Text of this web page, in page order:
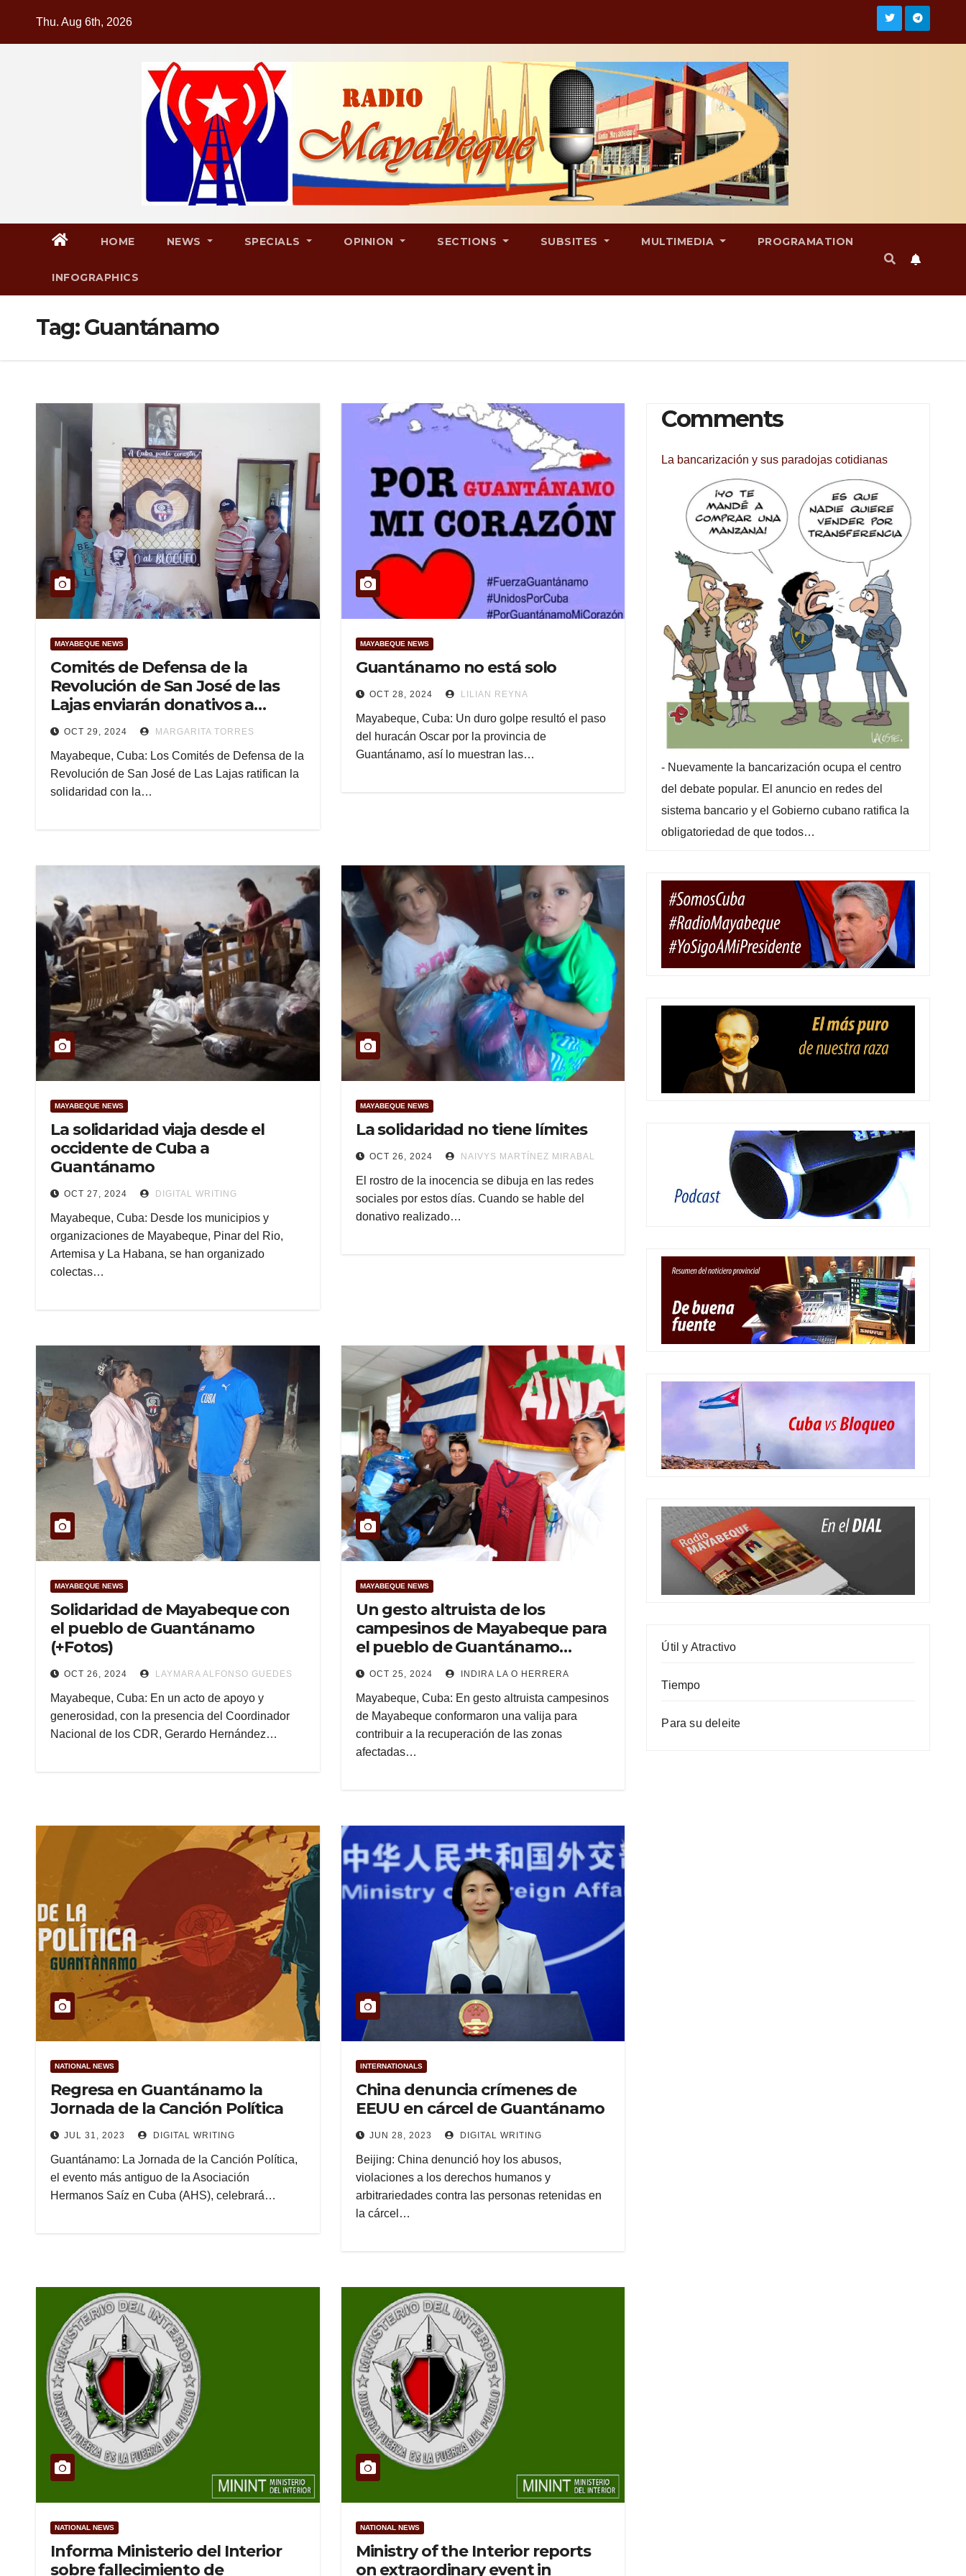
Thu. Aug 6th, 2026
HOME NEWS SPECIALS OPINION SECTIONS SUBSITES MULTIMEDIA PROGRAMATION
INFOGRAPHICS
Tag:Guantánamo
MAYABEQUE NEWS
Comités de Defensa de la
Revolución de San José de las
Lajas enviarán donativos a
Guantánamo
OCT 29, 2024 MARGARITA TORRES
Mayabeque, Cuba: Los Comités de Defensa de la
Revolución de San José de Las Lajas ratifican la
solidaridad con la…
MAYABEQUE NEWS
Guantánamo no está solo
OCT 28, 2024 LILIAN REYNA
Mayabeque, Cuba: Un duro golpe resultó el paso
del huracán Oscar por la provincia de
Guantánamo, así lo muestran las…
MAYABEQUE NEWS
La solidaridad viaja desde el
occidente de Cuba a
Guantánamo
OCT 27, 2024 DIGITAL WRITING
Mayabeque, Cuba: Desde los municipios y
organizaciones de Mayabeque, Pinar del Rio,
Artemisa y La Habana, se han organizado
colectas…
MAYABEQUE NEWS
La solidaridad no tiene límites
OCT 26, 2024 NAIVYS MARTÍNEZ MIRABAL
El rostro de la inocencia se dibuja en las redes
sociales por estos días. Cuando se hable del
donativo realizado…
MAYABEQUE NEWS
Solidaridad de Mayabeque con
el pueblo de Guantánamo
(+Fotos)
OCT 26, 2024 LAYMARA ALFONSO GUEDES
Mayabeque, Cuba: En un acto de apoyo y
generosidad, con la presencia del Coordinador
Nacional de los CDR, Gerardo Hernández…
MAYABEQUE NEWS
Un gesto altruista de los
campesinos de Mayabeque para
el pueblo de Guantánamo
(+Fotos) (+Audio)
OCT 25, 2024 INDIRA LA O HERRERA
Mayabeque, Cuba: En gesto altruista campesinos
de Mayabeque conformaron una valija para
contribuir a la recuperación de las zonas
afectadas…
NATIONAL NEWS
Regresa en Guantánamo la
Jornada de la Canción Política
JUL 31, 2023 DIGITAL WRITING
Guantánamo: La Jornada de la Canción Política,
el evento más antiguo de la Asociación
Hermanos Saíz en Cuba (AHS), celebrará…
INTERNATIONALS
China denuncia crímenes de
EEUU en cárcel de Guantánamo
JUN 28, 2023 DIGITAL WRITING
Beijing: China denunció hoy los abusos,
violaciones a los derechos humanos y
arbitrariedades contra las personas retenidas en
la cárcel…
NATIONAL NEWS
Informa Ministerio del Interior
sobre fallecimiento de
NATIONAL NEWS
Ministry of the Interior reports
on extraordinary event in
Comments
La bancarización y sus paradojas cotidianas
- Nuevamente la bancarización ocupa el centro
del debate popular. El anuncio en redes del
sistema bancario y el Gobierno cubano ratifica la
obligatoriedad de que todos…
Útil y Atractivo
Tiempo
Para su deleite